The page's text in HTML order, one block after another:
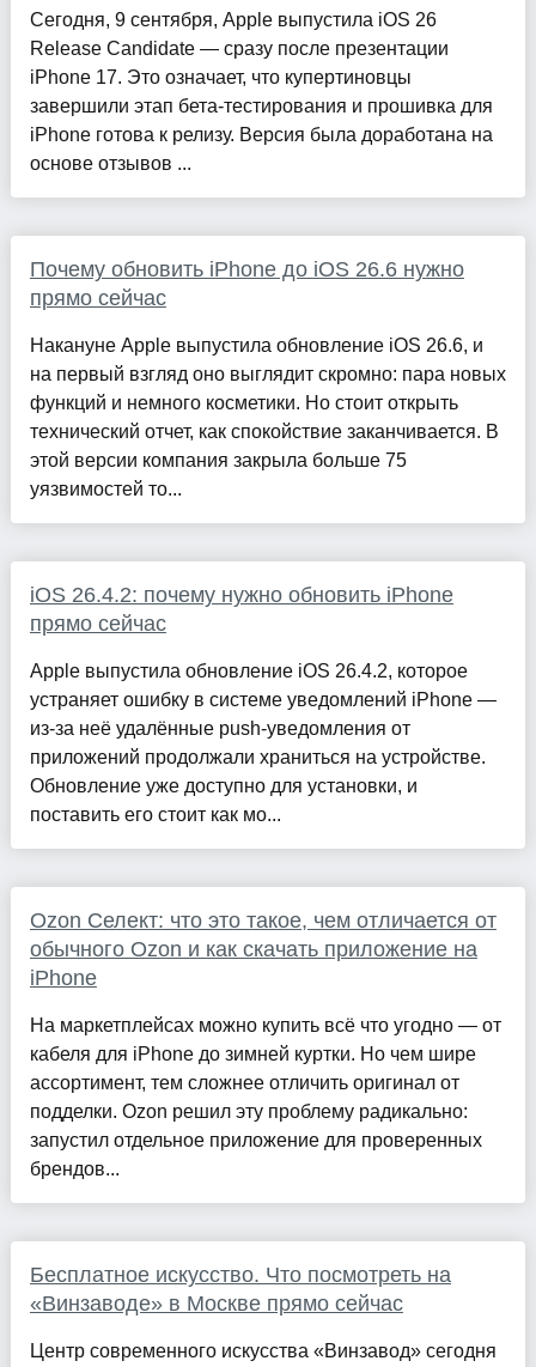
Сегодня, 9 сентября, Apple выпустила iOS 26
Release Candidate — сразу после презентации
iPhone 17. Это означает, что купертиновцы
завершили этап бета-тестирования и прошивка для
iPhone готова к релизу. Версия была доработана на
основе отзывов ...
Почему обновить iPhone до iOS 26.6 нужно
прямо сейчас
Накануне Apple выпустила обновление iOS 26.6, и
на первый взгляд оно выглядит скромно: пара новых
функций и немного косметики. Но стоит открыть
технический отчет, как спокойствие заканчивается. В
этой версии компания закрыла больше 75
уязвимостей то...
iOS 26.4.2: почему нужно обновить iPhone
прямо сейчас
Apple выпустила обновление iOS 26.4.2, которое
устраняет ошибку в системе уведомлений iPhone —
из-за неё удалённые push-уведомления от
приложений продолжали храниться на устройстве.
Обновление уже доступно для установки, и
поставить его стоит как мо...
Ozon Селект: что это такое, чем отличается от
обычного Ozon и как скачать приложение на
iPhone
На маркетплейсах можно купить всё что угодно — от
кабеля для iPhone до зимней куртки. Но чем шире
ассортимент, тем сложнее отличить оригинал от
подделки. Ozon решил эту проблему радикально:
запустил отдельное приложение для проверенных
брендов...
Бесплатное искусство. Что посмотреть на
«Винзаводе» в Москве прямо сейчас
Центр современного искусства «Винзавод» сегодня